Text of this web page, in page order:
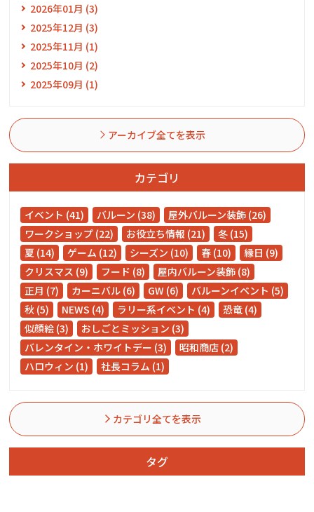
2026年01月 (3)
2025年12月 (3)
2025年11月 (1)
2025年10月 (2)
2025年09月 (1)
アーカイブ全てを表示
カテゴリ
イベント (41) バルーン (38)
屋外バルーン装飾 (26)
ワークショップ (22)
お役立ち情報 (21)
冬 (15)
夏 (14)
ゲーム (12) シーズン (10) 春 (10)
縁日 (9)
クリスマス (9)
フード (8)
屋内バルーン装飾 (8)
正月 (7)
カーニバル (6) GW (6)
バルーンイベント (5)
秋 (5)
NEWS (4) ラリー系イベント (4)
恐竜 (4)
似顔絵 (3)
おしごとミッション (3)
バレンタイン・ホワイトデー (3)
昭和商店 (2)
ハロウィン (1)
社長コラム (1)
カテゴリ全てを表示
タグ